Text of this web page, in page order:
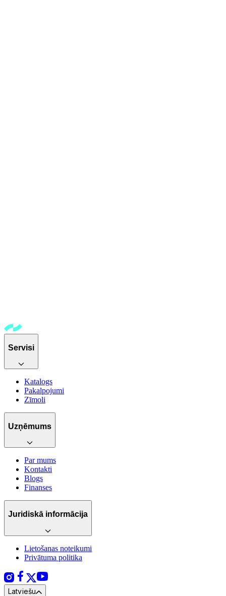
Servisi
Katalogs
Pakalpojumi
Zīmoli
Uzņēmums
Par mums
Kontakti
Blogs
Finanses
Juridiskā informācija
Lietošanas noteikumi
Privātuma politika
Latviešu